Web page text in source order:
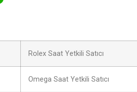
Rolex Saat Yetkili Satıcı
Omega Saat Yetkili Satıcı